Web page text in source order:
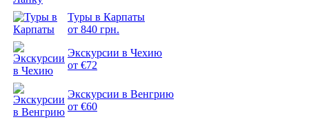
Туры в Карпаты
от 840 грн.
Экскурсии в Чехию
от €72
Экскурсии в Венгрию
от €60